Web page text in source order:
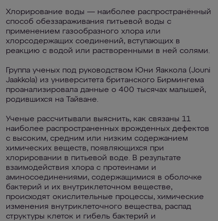
Хлорирование воды — наиболее распространённый
способ обеззараживания питьевой воды с
применением газообразного хлора или
хлорсодержащих соединений, вступающих в
реакцию с водой или растворенными в ней солями.
Группа ученых под руководством Юни Яаккола (Jouni
Jaakkola) из университета британского Бирмингема
проанализировала данные о 400 тысячах малышей,
родившихся на Тайване.
Ученые рассчитывали выяснить, как связаны 11
наиболее распространенных врожденных дефектов
с высоким, средним или низким содержанием
химических веществ, появляющихся при
хлорировании в питьевой воде. В результате
взаимодействия хлора с протеинами и
аминосоединениями, содержащимися в оболочке
бактерий и их внутриклеточном веществе,
происходят окислительные процессы, химические
изменения внутриклеточного вещества, распад
структуры клеток и гибель бактерий и